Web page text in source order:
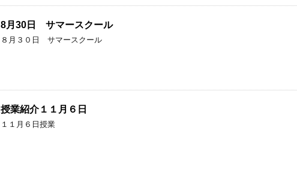
8月30日 サマースクール
８月３０日 サマースクール
授業紹介１１月６日
１１月６日授業